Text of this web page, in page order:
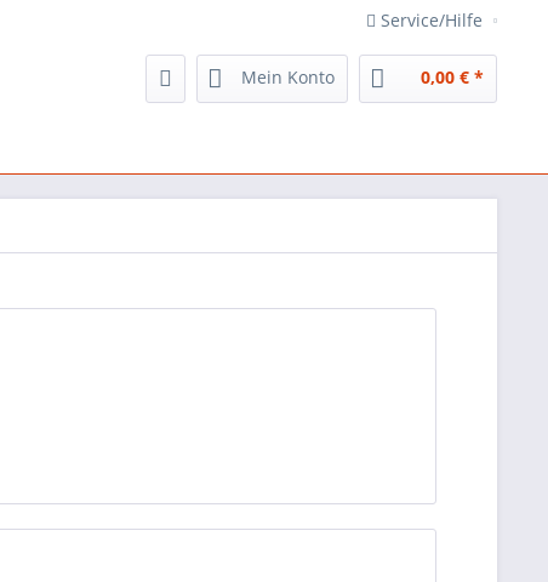
Service/Hilfe
Mein Konto 0,00 € *